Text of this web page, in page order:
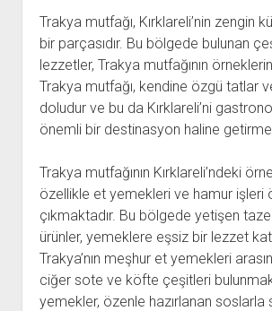
Trakya mutfağı, Kırklareli’nin zengin
bir parçasıdır. Bu bölgede bulunan
lezzetler, Trakya mutfağının
Trakya mutfağı, kendine özgü tatlar
doludur ve bu da Kırklareli’ni
önemli bir destinasyon haline
Trakya mutfağının Kırklareli’ndeki
özellikle et yemekleri ve hamur işleri
çıkmaktadır. Bu bölgede yetişen
ürünler, yemeklere eşsiz bir lezzet
Trakya’nın meşhur et yemekleri
ciğer sote ve köfte çeşitleri
yemekler, özenle hazırlanan soslarla